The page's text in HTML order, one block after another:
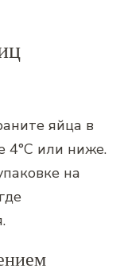
яйца в
4°C или ниже.
на